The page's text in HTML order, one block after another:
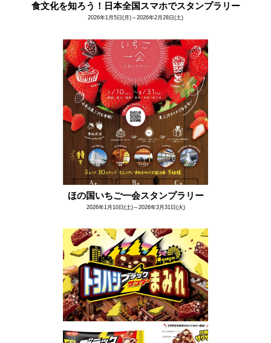
食文化を知ろう！日本全国スマホでスタンプラリー
2026年1月5日(月)～2026年2月28日(土)
ほの国いちご一会スタンプラリー
2026年1月10日(土)～2026年3月31日(火)